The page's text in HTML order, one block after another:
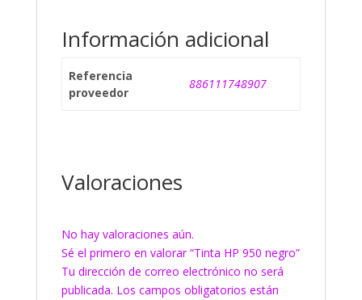
Información adicional
Referencia
proveedor
886111748907
Valoraciones
No hay valoraciones aún.
Sé el primero en valorar “Tinta HP 950 negro”
Tu dirección de correo electrónico no será
publicada. Los campos obligatorios están